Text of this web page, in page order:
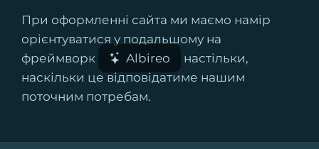
При оформленні сайта ми маємо намір
орієнтуватися у подальшому на
фреймворк
Albireo
настільки,
наскільки це відповідатиме нашим
поточним потребам.